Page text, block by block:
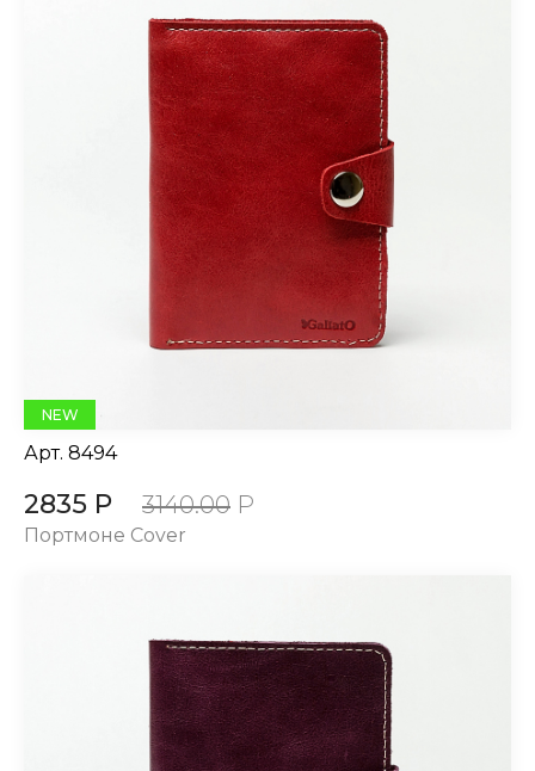
NEW
Арт. 8494
2835 Р 3140.00 Р
Портмоне Cover